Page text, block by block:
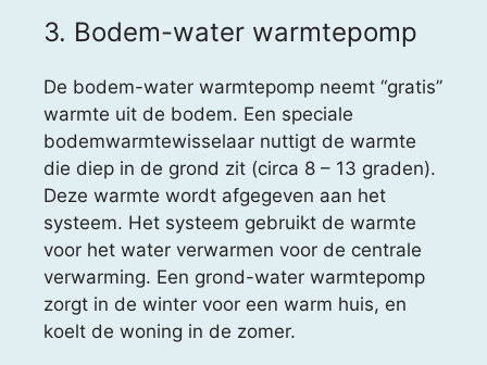
3. Bodem-water warmtepomp
De bodem-water warmtepomp neemt “gratis”
warmte uit de bodem. Een speciale
bodemwarmtewisselaar nuttigt de warmte
die diep in de grond zit (circa 8 – 13 graden).
Deze warmte wordt afgegeven aan het
systeem. Het systeem gebruikt de warmte
voor het water verwarmen voor de centrale
verwarming. Een grond-water warmtepomp
zorgt in de winter voor een warm huis, en
koelt de woning in de zomer.